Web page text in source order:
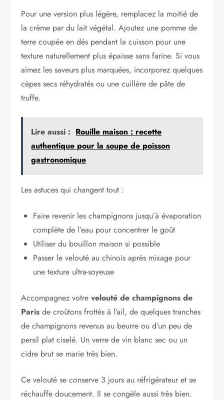
Pour une version plus légère, remplacez la moitié de
la crème par du lait végétal. Ajoutez une pomme de
terre coupée en dés pendant la cuisson pour une
texture naturellement plus épaisse sans farine. Si vous
aimez les saveurs plus marquées, incorporez quelques
cèpes secs réhydratés ou une cuillère de pâte de
truffe.
Lire aussi : Rouille maison : recette
authentique pour la soupe de poisson
gastronomique
Les astuces qui changent tout :
Faire revenir les champignons jusqu’à évaporation
complète de l’eau pour concentrer le goût
Utiliser du bouillon maison si possible
Passer le velouté au chinois après mixage pour
une texture ultra-soyeuse
Accompagnez votrevelouté de champignons de
Paris de croûtons frottés à l’ail, de quelques tranches
de champignons revenus au beurre ou d’un peu de
persil plat ciselé. Un verre de vin blanc sec ou un
cidre brut se marie très bien.
Ce velouté se conserve 3 jours au réfrigérateur et se
réchauffe doucement. Il se congèle aussi très bien.